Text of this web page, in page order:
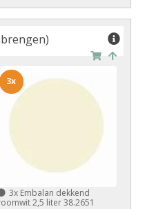
3xEmbalan dekkend
2,5 liter 38.2651
3x